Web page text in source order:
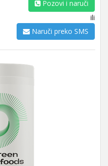
Pozovi i naruči
ili
Naruči preko SMS